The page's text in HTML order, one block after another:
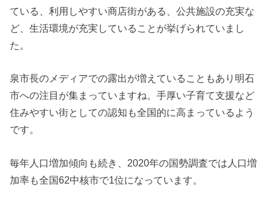
ている、利用しやすい商店街がある、公共施設の充実な
ど、生活環境が充実していることが挙げられていまし
た。
泉市長のメディアでの露出が増えていることもあり明石
市への注目が集まっていますね。手厚い子育て支援など
住みやすい街としての認知も全国的に高まっているよう
です。
毎年人口増加傾向も続き、2020年の国勢調査では人口増
加率も全国62中核市で1位になっています。